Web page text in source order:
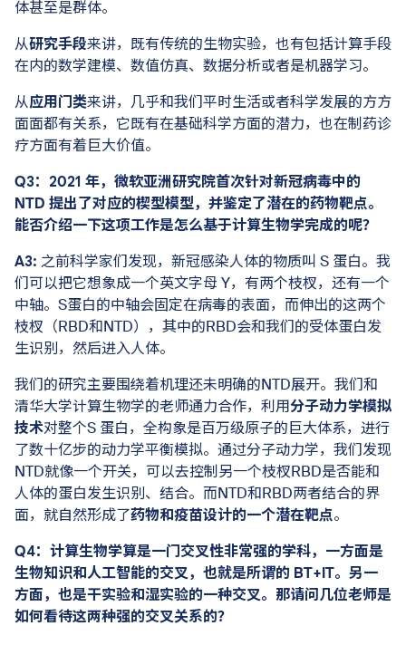
体甚至是群体。
从研究手段来讲，既有传统的生物实验，也有包括计算手段
在内的数学建模、数值仿真、数据分析或者是机器学习。
从应用门类来讲，几乎和我们平时生活或者科学发展的方方
面面都有关系，它既有在基础科学方面的潜力，也在制药诊
疗方面有着巨大价值。
Q3：2021 年，微软亚洲研究院首次针对新冠病毒中的
NTD 提出了对应的楔型模型，并鉴定了潜在的药物靶点。
能否介绍一下这项工作是怎么基于计算生物学完成的呢？
A3: 之前科学家们发现，新冠感染人体的物质叫 S 蛋白。我
们可以把它想象成一个英文字母 Y，有两个枝杈，还有一个
中轴。S蛋白的中轴会固定在病毒的表面，而伸出的这两个
枝杈（RBD和NTD），其中的RBD会和我们的受体蛋白发
生识别，然后进入人体。
我们的研究主要围绕着机理还未明确的NTD展开。我们和
清华大学计算生物学的老师通力合作，利用分子动力学模拟
技术对整个S 蛋白，全构象是百万级原子的巨大体系，进行
了数十亿步的动力学平衡模拟。通过分子动力学，我们发现
NTD就像一个开关，可以去控制另一个枝杈RBD是否能和
人体的蛋白发生识别、结合。而NTD和RBD两者结合的界
面，就自然形成了药物和疫苗设计的一个潜在靶点。
Q4：计算生物学算是一门交叉性非常强的学科，一方面是
生物知识和人工智能的交叉，也就是所谓的 BT+IT。另一
方面，也是干实验和湿实验的一种交叉。那请问几位老师是
如何看待这两种强的交叉关系的？